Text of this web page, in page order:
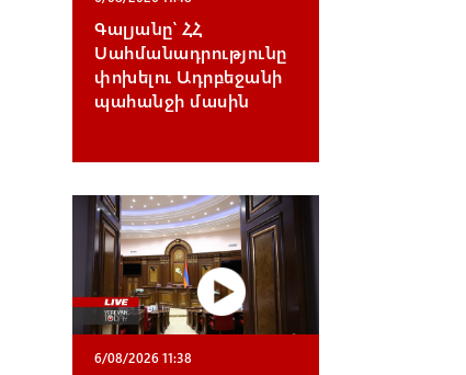
Գալյանը՝ ՀՀ
Սահմանադրությունը
փոխելու Ադրբեջանի
պահանջի մասին
6/08/2026 11:38